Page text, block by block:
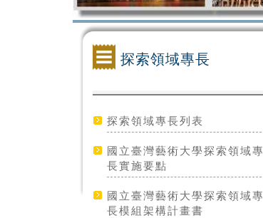
探索領域專長
探索領域專長列表
國立臺灣藝術大學探索領域專
長實施要點
國立臺灣藝術大學探索領域專
長模組架構計畫書